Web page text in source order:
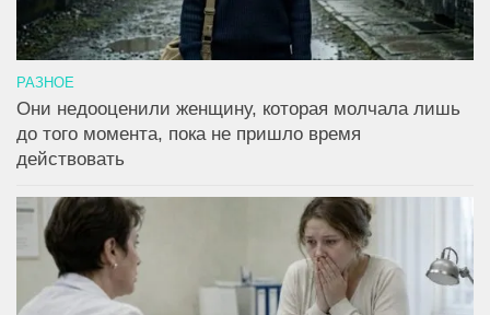
РАЗНОЕ
Они недооценили женщину, которая молчала лишь
до того момента, пока не пришло время
действовать